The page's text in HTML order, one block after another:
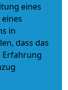
eines
in
dass das